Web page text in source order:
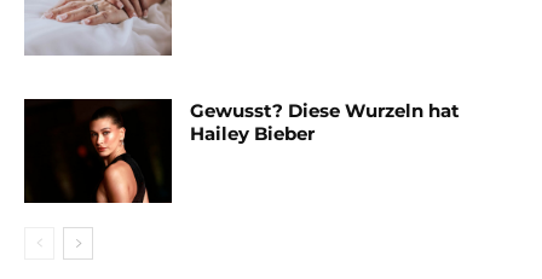
Gewusst? Diese Wurzeln hat
Hailey Bieber